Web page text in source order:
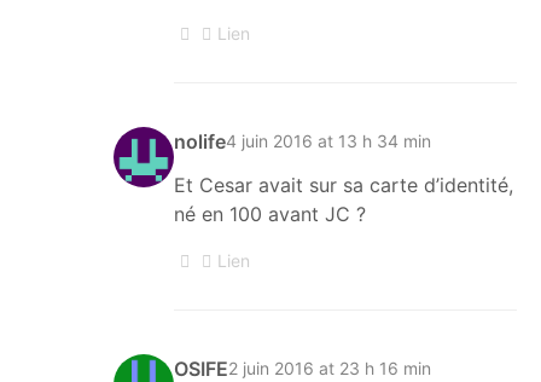
Lien
nolife4 juin 2016 at 13 h 34 min
Et Cesar avait sur sa carte d’identité,
né en 100 avant JC ?
Lien
OSIFE2 juin 2016 at 23 h 16 min